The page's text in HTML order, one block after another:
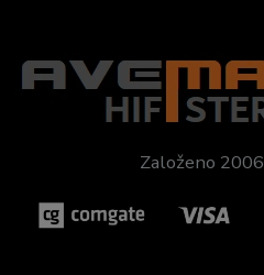
Založeno 2006